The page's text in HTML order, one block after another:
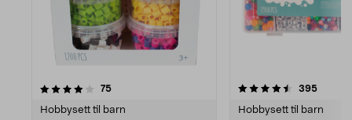
75anmeldelser
Hobbysett til barn
4.5av 5 stjerner 395
Hobbysett til barn